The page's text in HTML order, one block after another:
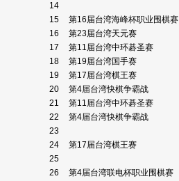
14
15
第16届台湾海峰杯职业围棋赛
16
第23届台湾天元赛
17
第11届台湾中环碁圣赛
18
第19届台湾国手赛
19
第17届台湾棋王赛
20
第4届台湾快棋争霸战
21
第11届台湾中环碁圣赛
22
第4届台湾快棋争霸战
23
24
第17届台湾棋王赛
25
26
第4届台湾联电杯职业围棋赛